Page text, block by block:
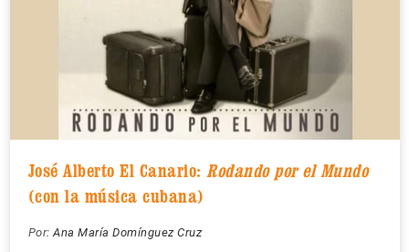
José Alberto El Canario: Rodando por el Mundo
(con la música cubana)
Por: Ana María Domínguez Cruz